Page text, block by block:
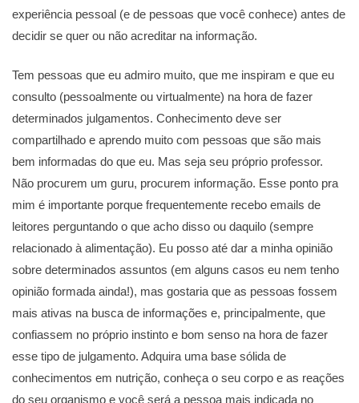
experiência pessoal (e de pessoas que você conhece) antes de
decidir se quer ou não acreditar na informação.
Tem pessoas que eu admiro muito, que me inspiram e que eu
consulto (pessoalmente ou virtualmente) na hora de fazer
determinados julgamentos. Conhecimento deve ser
compartilhado e aprendo muito com pessoas que são mais
bem informadas do que eu. Mas seja seu próprio professor.
Não procurem um guru, procurem informação. Esse ponto pra
mim é importante porque frequentemente recebo emails de
leitores perguntando o que acho disso ou daquilo (sempre
relacionado à alimentação). Eu posso até dar a minha opinião
sobre determinados assuntos (em alguns casos eu nem tenho
opinião formada ainda!), mas gostaria que as pessoas fossem
mais ativas na busca de informações e, principalmente, que
confiassem no próprio instinto e bom senso na hora de fazer
esse tipo de julgamento. Adquira uma base sólida de
conhecimentos em nutrição, conheça o seu corpo e as reações
do seu organismo e você será a pessoa mais indicada no